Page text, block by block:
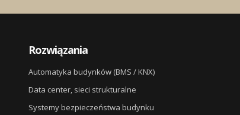
Rozwiązania
Automatyka budynków (BMS / KNX)
Data center, sieci strukturalne
Systemy bezpieczeństwa budynku